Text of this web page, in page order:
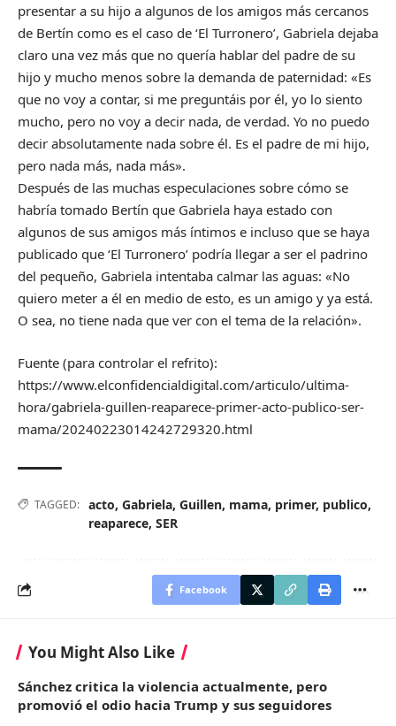
presentar a su hijo a algunos de los amigos más cercanos
de Bertín como es el caso de ‘El Turronero’, Gabriela dejaba
claro una vez más que no quería hablar del padre de su
hijo y mucho menos sobre la demanda de paternidad: «Es
que no voy a contar, si me preguntáis por él, yo lo siento
mucho, pero no voy a decir nada, de verdad. Yo no puedo
decir absolutamente nada sobre él. Es el padre de mi hijo,
pero nada más, nada más».
Después de las muchas especulaciones sobre cómo se
habría tomado Bertín que Gabriela haya estado con
algunos de sus amigos más íntimos e incluso que se haya
publicado que ‘El Turronero’ podría llegar a ser el padrino
del pequeño, Gabriela intentaba calmar las aguas: «No
quiero meter a él en medio de esto, es un amigo y ya está.
O sea, no tiene nada que ver con el tema de la relación».
Fuente (para controlar el refrito):
https://www.elconfidencialdigital.com/articulo/ultima-
hora/gabriela-guillen-reaparece-primer-acto-publico-ser-
mama/20240223014242729320.html
TAGGED: acto, Gabriela, Guillen, mama, primer, publico,
reaparece, SER
Facebook
You Might Also Like
Sánchez critica la violencia actualmente, pero
promovió el odio hacia Trump y sus seguidores